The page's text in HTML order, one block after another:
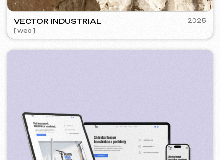
[ smm management ] [ web ] [ seo ] [ copywriting ]